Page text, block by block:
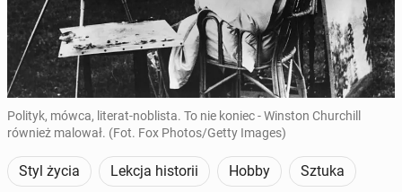
Polityk, mówca, literat-noblista. To nie koniec - Winston Churchill
również malował. (Fot. Fox Photos/Getty Images)
Styl życia Lekcja historii Hobby Sztuka